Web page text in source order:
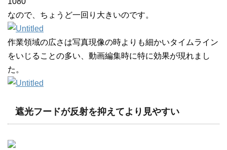
なので、ちょうど一回り大きいのです。
作業領域の広さは写真現像の時よりも細かいタイムライン
をいじることの多い、動画編集時に特に効果が現れまし
た。
遮光フードが反射を抑えてより見やすい